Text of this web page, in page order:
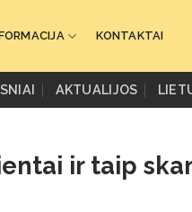
KONTAKTAI
AKTUALIJOS
ir taip